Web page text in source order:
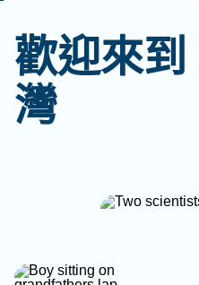
歡迎來
灣